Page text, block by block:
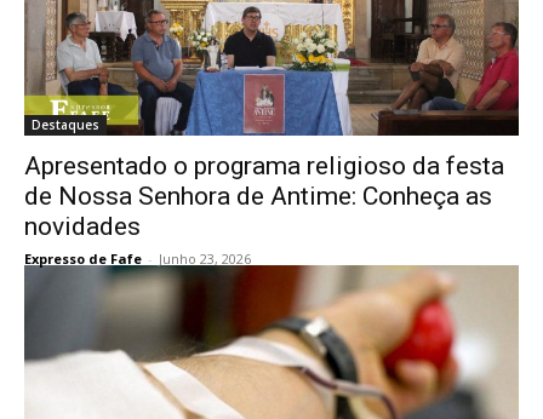
Destaques
Apresentado o programa religioso da festa
de Nossa Senhora de Antime: Conheça as
novidades
Expresso de Fafe - Junho 23, 2026